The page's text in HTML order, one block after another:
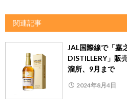
関連記事
JAL国際線で「嘉
DISTILLERY」
溜所、9月まで
2024年8月4日